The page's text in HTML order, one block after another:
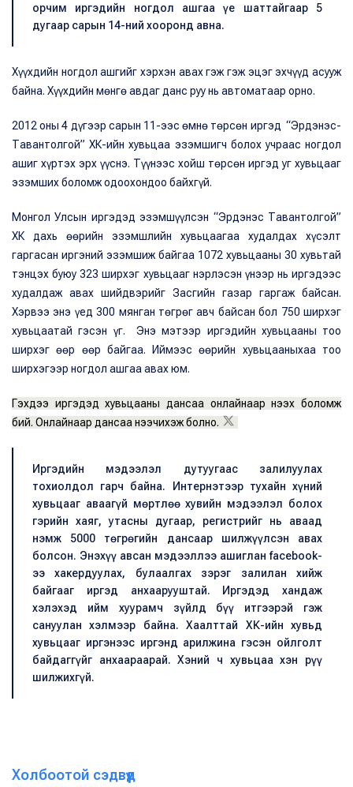
орчим иргэдийн ногдол ашгаа үе шаттайгаар 5
дугаар сарын 14-ний хооронд авна.
Хүүхдийн ногдол ашгийг хэрхэн авах гэж гэж эцэг эхчүүд асууж
байна. Хүүхдийн мөнгө авдаг данс руу нь автоматаар орно.
2012 оны 4 дүгээр сарын 11-ээс өмнө төрсөн иргэд “Эрдэнэс-
Тавантолгой” ХК-ийн хувьцаа эзэмшигч болох учраас ногдол
ашиг хүртэх эрх үүснэ. Түүнээс хойш төрсөн иргэд уг хувьцааг
эзэмших боломж одоохондоо байхгүй.
Монгол Улсын иргэдэд эзэмшүүлсэн “Эрдэнэс Тавантолгой”
ХК дахь өөрийн эзэмшлийн хувьцаагаа худалдах хүсэлт
гаргасан иргэний эзэмшиж байгаа 1072 хувьцааны 30 хувьтай
тэнцэх буюу 323 ширхэг хувьцааг нэрлэсэн үнээр нь иргэдээс
худалдаж авах шийдвэрийг Засгийн газар гаргаж байсан.
Хэрвээ энэ үед 300 мянган төгрөг авч байсан бол 750 ширхэг
хувьцаатай гэсэн үг. Энэ мэтээр иргэдийн хувьцааны тоо
ширхэг өөр өөр байгаа. Иймээс өөрийн хувьцааныхаа тоо
ширхэгээр ногдол ашгаа авах юм.
Гэхдээ иргэдэд хувьцааны дансаа онлайнаар нээх боломж
бий. Онлайнаар дансаа нээчихэж болно.
Иргэдийн мэдээлэл дутуугаас залилуулах
тохиолдол гарч байна. Интернэтээр тухайн хүний
хувьцааг аваагүй мөртлөө хувийн мэдээлэл болох
гэрийн хаяг, утасны дугаар, регистрийг нь аваад
нэмж 5000 төгрөгийн дансаар шилжүүлсэн авах
болсон. Энэхүү авсан мэдээллээ ашиглан facebook-
ээ хакердуулах, булаалгах зэрэг залилан хийж
байгааг иргэд анхаарууштай. Иргэдэд хандаж
хэлэхэд ийм хуурамч зүйлд бүү итгээрэй гэж
сануулан хэлмээр байна. Хаалттай ХК-ийн хувьд
хувьцааг иргэнээс иргэнд арилжина гэсэн ойлголт
байдаггүйг анхаараарай. Хэний ч хувьцаа хэн рүү
шилжихгүй.
Холбоотой сэдвүүд